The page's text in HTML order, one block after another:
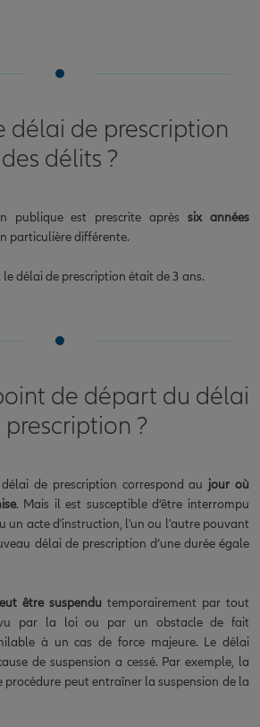
délai de prescription
des délits ?
publique est prescrite aprèssix années
particulière différente.
délai de prescription était de 3 ans.
de départ du délai
prescription ?
de prescription correspond au jour où
. Mais il est susceptible d’être interrompu
un acte d'instruction, l'un ou l'autre pouvant
délai de prescription d’une durée égale
être suspendu temporairement par tout
par la loi ou par un obstacle de fait
à un cas de force majeure. Le délai
de suspension a cessé. Par exemple, la
procédure peut entraîner la suspension de la